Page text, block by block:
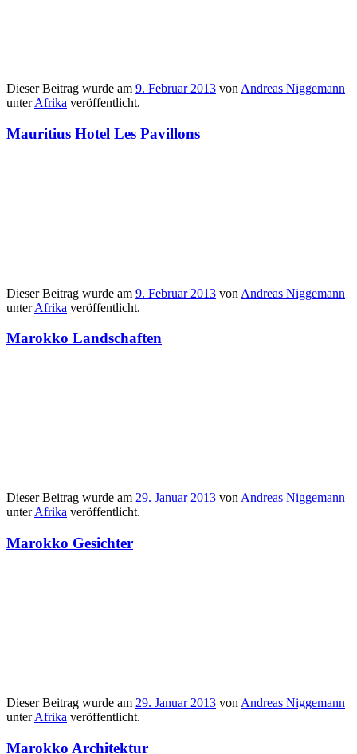
Dieser Beitrag wurde am 9. Februar 2013 von Andreas Niggemann
unterAfrika veröffentlicht.
Mauritius Hotel Les Pavillons
Dieser Beitrag wurde am 9. Februar 2013 von Andreas Niggemann
unterAfrika veröffentlicht.
Marokko Landschaften
Dieser Beitrag wurde am 29. Januar 2013 vonAndreas Niggemann
unterAfrika veröffentlicht.
Marokko Gesichter
Dieser Beitrag wurde am 29. Januar 2013 von Andreas Niggemann
unterAfrika veröffentlicht.
Marokko Architektur